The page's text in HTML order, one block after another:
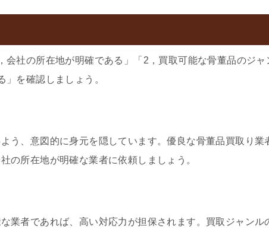
会社の所在地が明確である」「2，買取可能な骨董品のジャ
を確認しましょう。
う、意図的に身元を隠しています。優良な骨董品買取り業
の所在地が明確な業者に依頼しましょう。
業者であれば、高い対応力が担保されます。買取ジャンル